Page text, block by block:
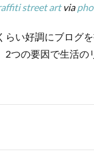
street artvia
い好調にブログ
2つの要因で生活